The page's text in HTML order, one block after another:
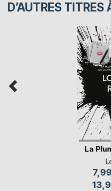
D’AUTRES TITRES
La